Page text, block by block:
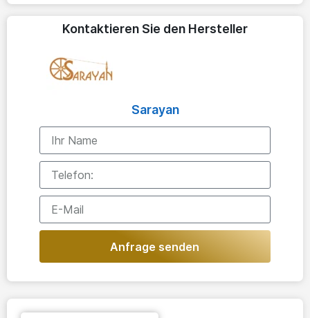
Kontaktieren Sie den Hersteller
Sarayan
Anfrage senden